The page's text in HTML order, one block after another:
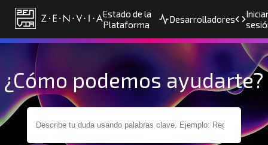
Estado de la
Plataforma
Desarrolladores
¿Cómo podemos ayudarte?